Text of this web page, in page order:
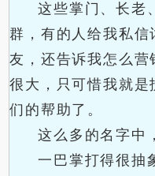
这些掌门、长老
群，有的人给我私信
友，还告诉我怎么营
很大，只可惜我就是
们的帮助了。
这么多的名字中
一巴掌打得很抽